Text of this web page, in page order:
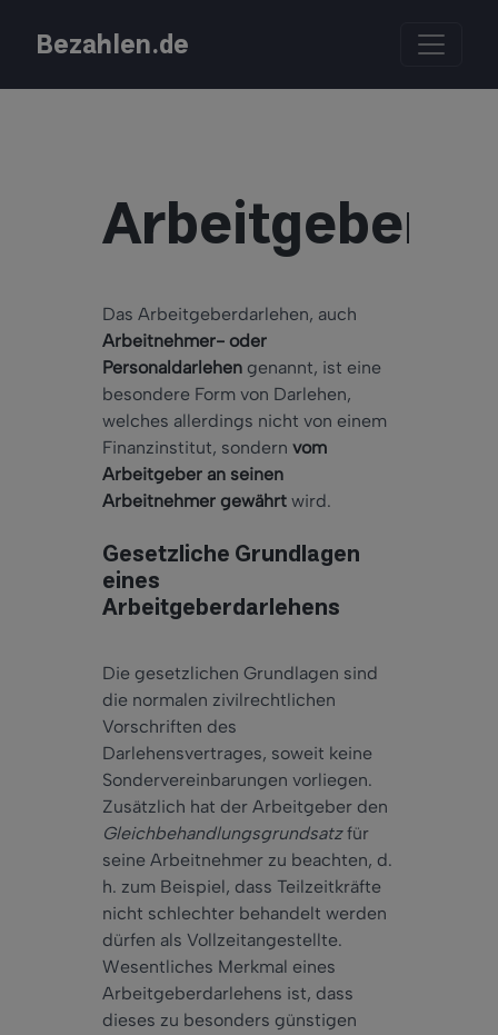
Bezahlen.de
Das Arbeitgeberdarlehen, auch
Arbeitnehmer- oder
Personaldarlehen genannt, ist eine
besondere Form von Darlehen,
welches allerdings nicht von einem
Finanzinstitut, sondern vom
Arbeitgeber an seinen
Arbeitnehmer gewährt wird.
Gesetzliche Grundlagen
eines
Arbeitgeberdarlehens
Die gesetzlichen Grundlagen sind
die normalen zivilrechtlichen
Vorschriften des
Darlehensvertrages, soweit keine
Sondervereinbarungen vorliegen.
Zusätzlich hat der Arbeitgeber den
Gleichbehandlungsgrundsatzfür
seine Arbeitnehmer zu beachten, d.
h. zum Beispiel, dass Teilzeitkräfte
nicht schlechter behandelt werden
dürfen als Vollzeitangestellte.
Wesentliches Merkmal eines
Arbeitgeberdarlehens ist, dass
dieses zu besonders günstigen